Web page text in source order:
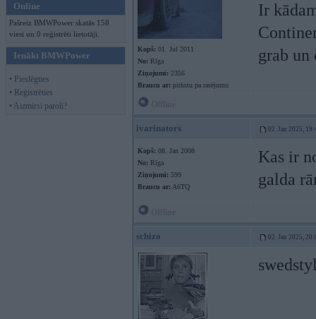
Online
Pašreiz BMWPower skatās 158
viesi un 0 reģistrēti lietotāji.
Ienākt BMWPower
• Pieslēgties
• Reģistrēties
• Aizmirsi paroli?
Kopš: 01. Jul 2011
No: Rīga
Ziņojumi: 2356
Braucu ar: pirkstu pa rasējumu
Ir
grab un
ivarinators 02. Jan 2025,
Kopš: 08. Jan 2008
No: Rīga
Ziņojumi: 599
Braucu ar: A6TQ
Kas ir
galda
schizo 02. Jan 2025,